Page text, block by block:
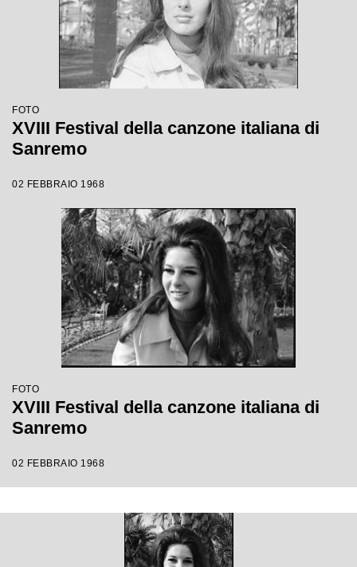
FOTO
XVIII Festival della canzone italiana di
Sanremo
02 FEBBRAIO 1968
FOTO
XVIII Festival della canzone italiana di
Sanremo
02 FEBBRAIO 1968